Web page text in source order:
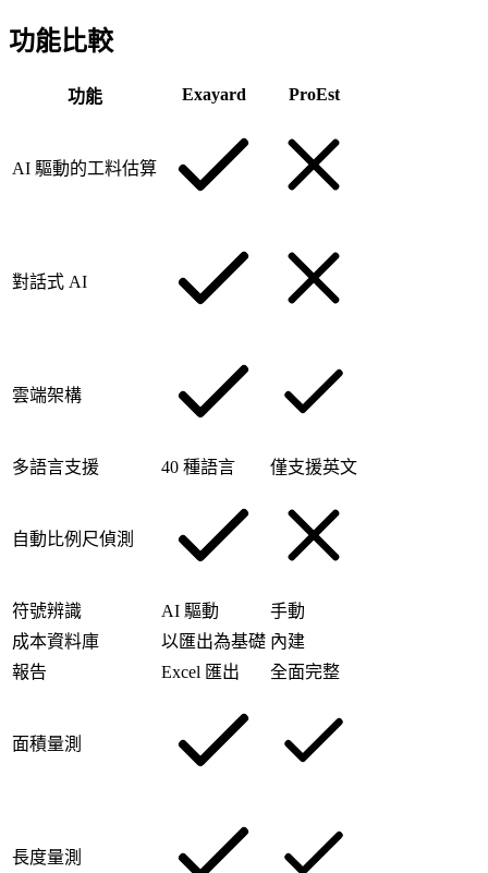
功能比較
功能 Exayard ProEst
AI 驅動的工料估算
對話式 AI
雲端架構
多語言支援 40 種語言 僅支援英文
自動比例尺偵測
符號辨識 AI 驅動
手動
成本資料庫
以匯出為基礎 內建
報告
Excel 匯出 全面完整
面積量測
長度量測